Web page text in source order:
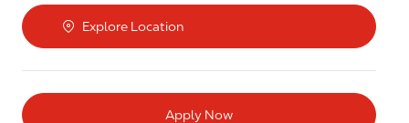
Explore Location
Apply Now